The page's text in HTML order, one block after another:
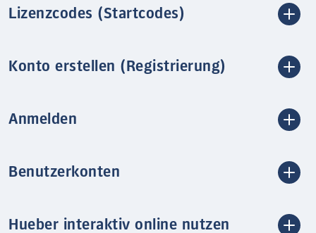
Lizenzcodes (Startcodes)
Konto erstellen (Registrierung)
Anmelden
Benutzerkonten
Hueber interaktiv online nutzen